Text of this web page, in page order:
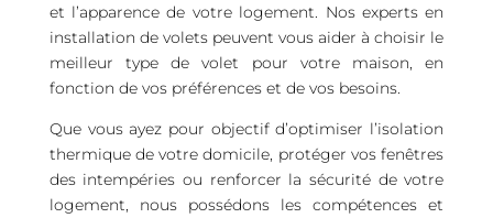
et l’apparence de votre logement. Nos experts en
installation de volets peuvent vous aider à choisir le
meilleur type de volet pour votre maison, en
fonction de vos préférences et de vos besoins.
Que vous ayez pour objectif d’optimiser l’isolation
thermique de votre domicile, protéger vos fenêtres
des intempéries ou renforcer la sécurité de votre
logement, nous possédons les compétences et